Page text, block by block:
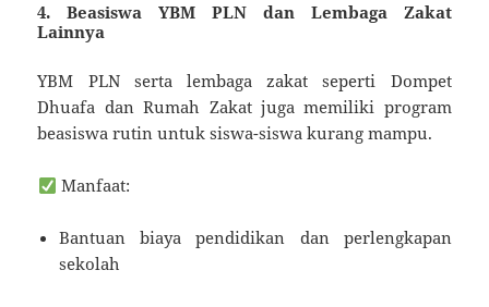
4. Beasiswa YBM PLN dan Lembaga Zakat
Lainnya
YBM PLN serta lembaga zakat seperti Dompet
Dhuafa dan Rumah Zakat juga memiliki program
beasiswa rutin untuk siswa-siswa kurang mampu.
Manfaat:
Bantuan biaya pendidikan dan perlengkapan
sekolah